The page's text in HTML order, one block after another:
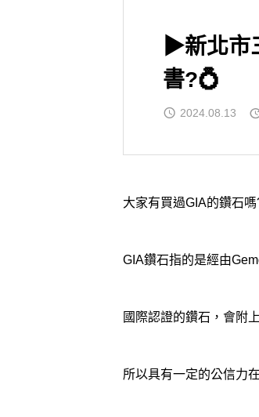
▶新北市
書?💍
2024.08.13
大家有買過GIA的鑽石嗎
GIA鑽石指的是經由
國際認證的鑽石，會附
所以具有一定的公信力